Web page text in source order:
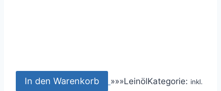
In den Warenkorb »»»LeinölKategorie: inkl.